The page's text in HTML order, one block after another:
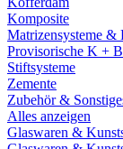
Komposite
Matrizensysteme &
Provisorische K +
Stiftsysteme
Zemente
Zubehör &
Alles anzeigen
Glaswaren &